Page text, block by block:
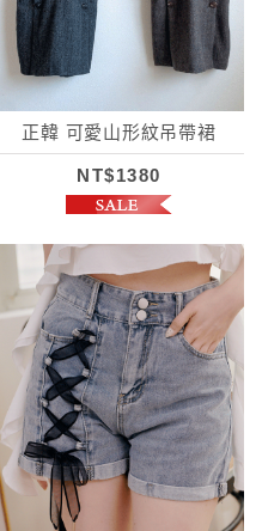
正韓 可愛山形紋吊帶裙
NT$1380